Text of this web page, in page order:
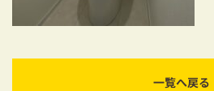
お知らせ
一覧へ戻る